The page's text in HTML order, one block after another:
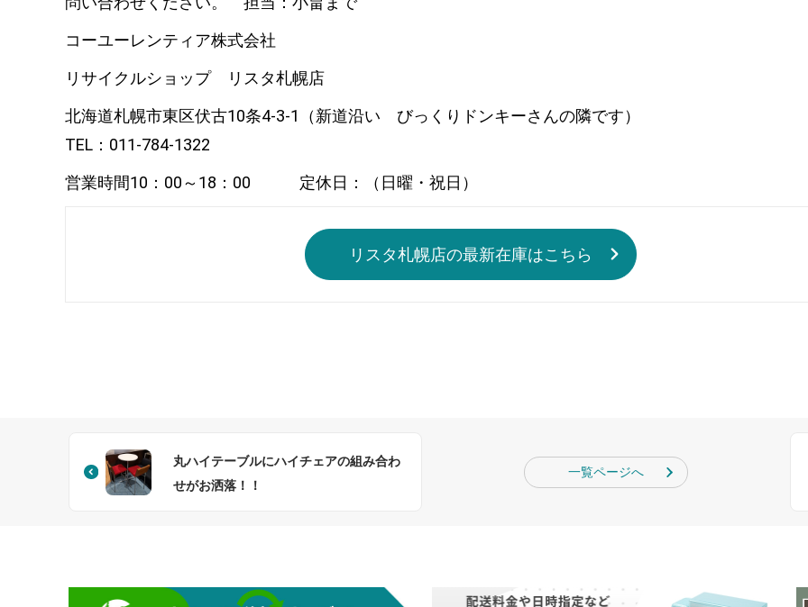
コーユーレンティア株式会社
リサイクルショップ リスタ札幌店
北海道札幌市東区伏古10条4-3-1（新道沿い びっくりドンキーさんの隣です）
TEL：011-784-1322
営業時間10：00～18：00 定休日：（日曜・祝日）
リスタ札幌店の最新在庫はこちら
丸ハイテーブルにハイチェアの組み合わ
せがお洒落！！
一覧ページへ